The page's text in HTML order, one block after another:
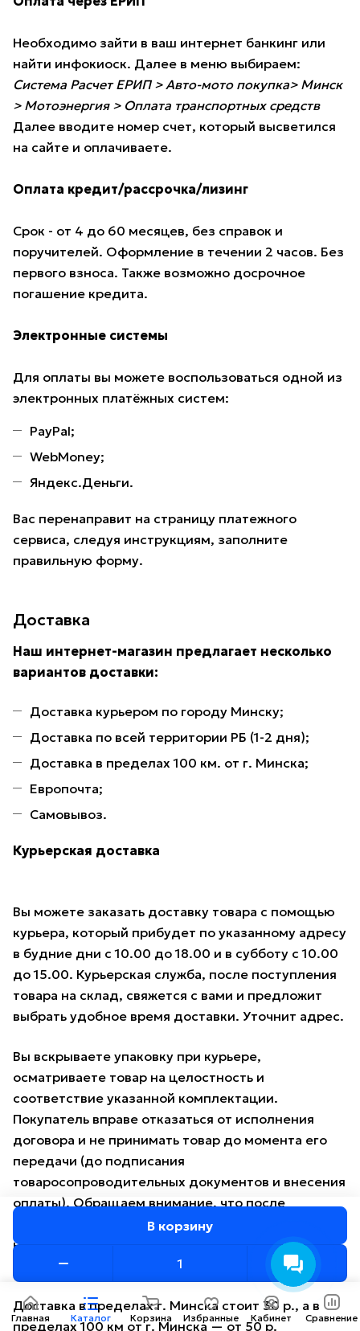
В корзину
Необходимо зайти в ваш интернет банкинг или
найти инфокиоск. Далее в меню выбираем:
Система Расчет ЕРИП > Авто-мото покупка> Минск
> Мотоэнергия > Оплата транспортных средств
Далее вводите номер счет, который высветился
на сайте и оплачиваете.
Оплата кредит/рассрочка/лизинг
Срок - от 4 до 60 месяцев, без справок и
поручителей. Оформление в течении 2 часов. Без
первого взноса. Также возможно досрочное
погашение кредита.
Электронные системы
Для оплаты вы можете воспользоваться одной из
электронных платёжных систем:
PayPal;
WebMoney;
Яндекс.Деньги.
Вас перенаправит на страницу платежного
сервиса, следуя инструкциям, заполните
правильную форму.
Доставка
Наш интернет-магазин предлагает несколько
вариантов доставки:
Доставка курьером по городу Минску;
Доставка по всей территории РБ (1-2 дня);
Доставка в пределах 100 км. от г. Минска;
Европочта;
Самовывоз.
Курьерская доставка
Вы можете заказать доставку товара с помощью
курьера, который прибудет по указанному адресу
в будние дни с 10.00 до 18.00 и в субботу с 10.00
до 15.00. Курьерская служба, после поступления
товара на склад, свяжется с вами и предложит
выбрать удобное время доставки. Уточнит адрес.
Вы вскрываете упаковку при курьере,
осматриваете товар на целостность и
соответствие указанной комплектации.
Покупатель вправе отказаться от исполнения
договора и не принимать товар до момента его
передачи (до подписания
товаросопроводительных документов и внесения
оплаты). Обращаем внимание, что после
передачи товара покупателю мототехника
надлежащего качества обмену и возврату не
подлежит.
Доставка в пределах г. Минска стоит 30 р., а в
пределах 100 км от г. Минска — от 50 р.
Главная Каталог Корзина Избранные Кабинет Сравнение